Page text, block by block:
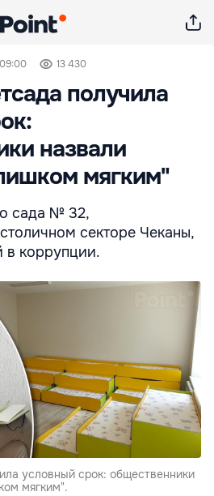
13 430
получила
назвали
мягким"
сада № 32,
секторе Чеканы,
в коррупции.
условный срок: общественники
мягким".